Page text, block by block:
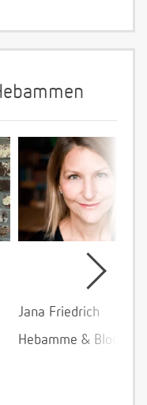
Jana Friedrich
Hebamme &